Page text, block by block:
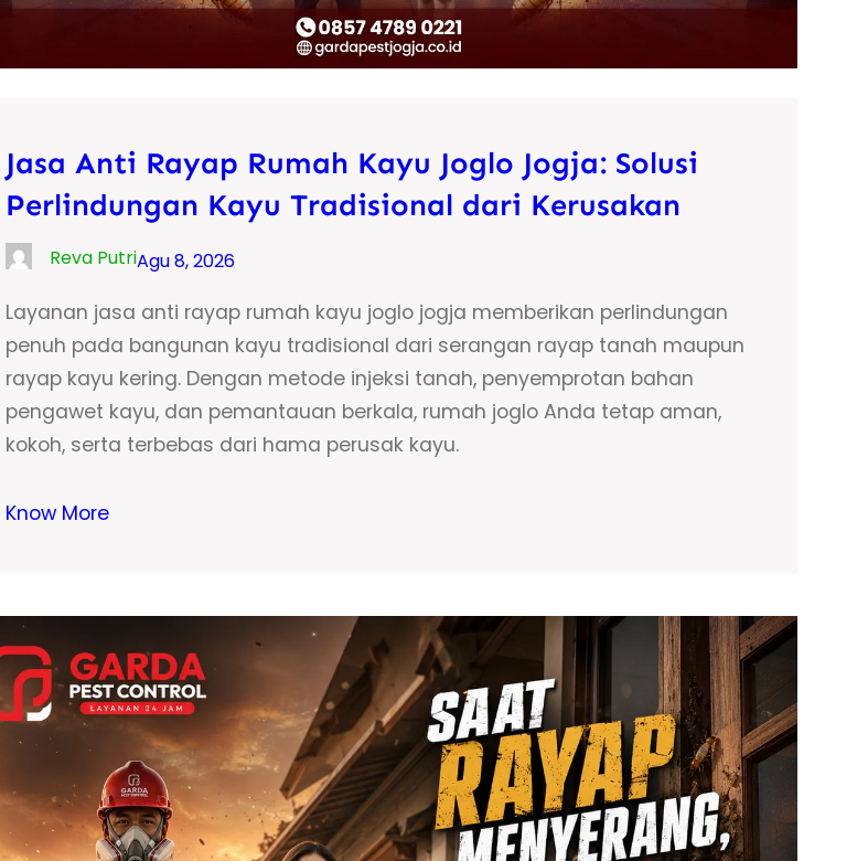
Jasa Anti Rayap Rumah Kayu Joglo Jogja: Solusi
Perlindungan Kayu Tradisional dari Kerusakan
Reva PutriAgu 8, 2026
Layanan jasa anti rayap rumah kayu joglo jogja memberikan perlindungan
penuh pada bangunan kayu tradisional dari serangan rayap tanah maupun
rayap kayu kering. Dengan metode injeksi tanah, penyemprotan bahan
pengawet kayu, dan pemantauan berkala, rumah joglo Anda tetap aman,
kokoh, serta terbebas dari hama perusak kayu.
Know More